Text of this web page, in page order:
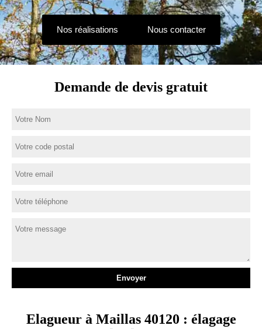
Nos réalisations Nous contacter
Demande de devis gratuit
Elagueur à Maillas 40120 : élagage